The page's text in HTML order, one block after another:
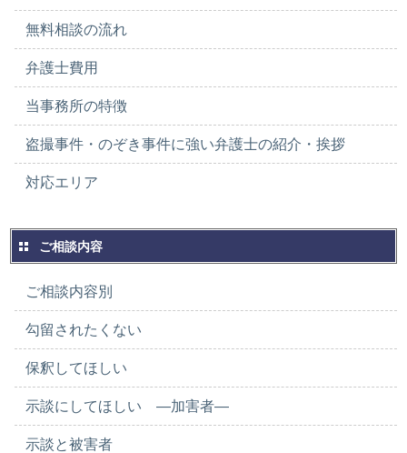
無料相談の流れ
弁護士費用
当事務所の特徴
盗撮事件・のぞき事件に強い弁護士の紹介・挨拶
対応エリア
ご相談内容
ご相談内容別
勾留されたくない
保釈してほしい
示談にしてほしい ―加害者―
示談と被害者